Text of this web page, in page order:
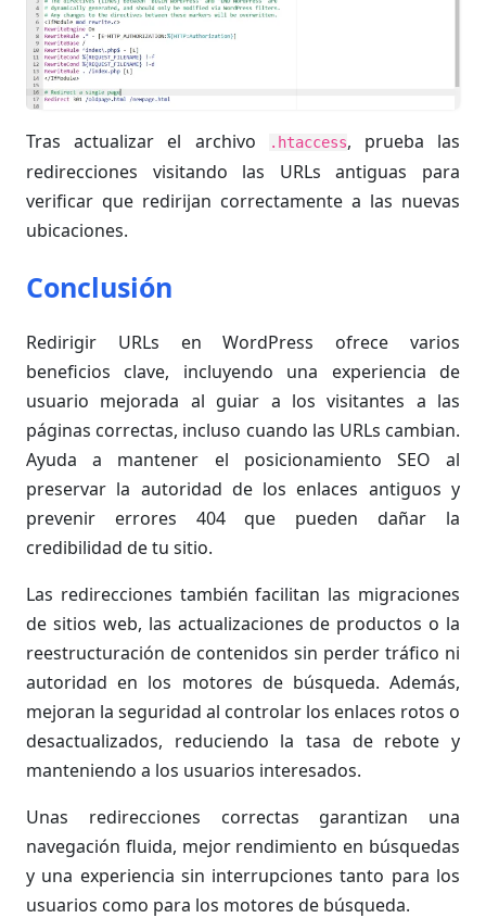
Tras actualizar el archivo .htaccess, prueba las
redirecciones visitando las URLs antiguas para
verificar que redirijan correctamente a las nuevas
ubicaciones.
Conclusión
Redirigir URLs en WordPress ofrece varios
beneficios clave, incluyendo una experiencia de
usuario mejorada al guiar a los visitantes a las
páginas correctas, incluso cuando las URLs cambian.
Ayuda a mantener el posicionamiento SEO al
preservar la autoridad de los enlaces antiguos y
prevenir errores 404 que pueden dañar la
credibilidad de tu sitio.
Las redirecciones también facilitan las migraciones
de sitios web, las actualizaciones de productos o la
reestructuración de contenidos sin perder tráfico ni
autoridad en los motores de búsqueda. Además,
mejoran la seguridad al controlar los enlaces rotos o
desactualizados, reduciendo la tasa de rebote y
manteniendo a los usuarios interesados.
Unas redirecciones correctas garantizan una
navegación fluida, mejor rendimiento en búsquedas
y una experiencia sin interrupciones tanto para los
usuarios como para los motores de búsqueda.